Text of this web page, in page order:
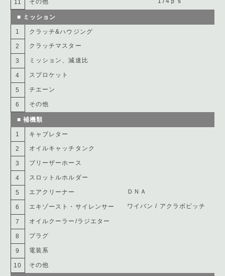
11 その他
■ ミッション
1 クラッチ&ハウジング
2 クラッチマスター
3 ミッション、減速比
4 スプロケット
5 チエーン
6 その他
■ 補機類
1 キャブレター
2 オイルキャッチタンク
3 ブリーザーホース
4 スロットルホルダー
5 エアクリーナー ＤＮＡ
6 エキゾースト・サイレンサー ワイバン / アクラボビッチ
7 オイルクーラー/ラジエター
8 プラグ
9 電装系
10 その他